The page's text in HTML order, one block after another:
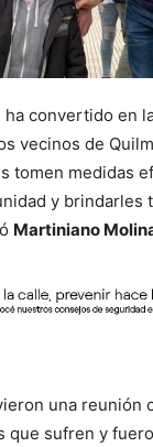
ha convertido en
vecinos de
tomen medidas
y brindarles
Martiniano
una reunión
que sufren y